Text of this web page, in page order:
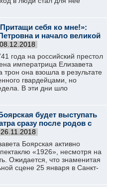
себя ко мне!»:
и начало великой
08.12.2018
года на российский престол
императрица Елизавета
трон она взошла в результате
гвардейцами, но
В эти дни шло
будет выступать
сразу после родов с
26.11.2018
Боярская активно
«1926», несмотря на
Ожидается, что знаменитая
сцене 25 января в Санкт-